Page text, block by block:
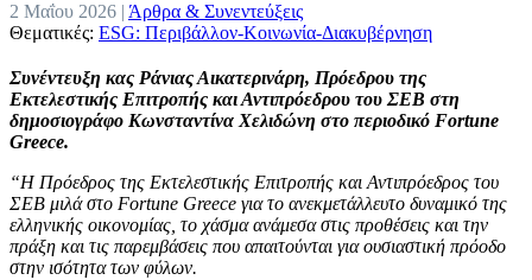
2 Μαΐου 2026 | Άρθρα & Συνεντεύξεις
Θεματικές: ESG: Περιβάλλον-Κοινωνία-Διακυβέρνηση
Συνέντευξη κας Ράνιας Αικατερινάρη, Πρόεδρου της
Εκτελεστικής Επιτροπής και Αντιπρόεδρου του ΣΕΒ στη
δημοσιογράφο Κωνσταντίνα Χελιδώνη στο περιοδικό Fortune
Greece.
“Η Πρόεδρος της Εκτελεστικής Επιτροπής και Αντιπρόεδρος του
ΣΕΒ μιλά στο Fortune Greece για το ανεκμετάλλευτο δυναμικό της
ελληνικής οικονομίας, το χάσμα ανάμεσα στις προθέσεις και την
πράξη και τις παρεμβάσεις που απαιτούνται για ουσιαστική πρόοδο
στην ισότητα των φύλων.